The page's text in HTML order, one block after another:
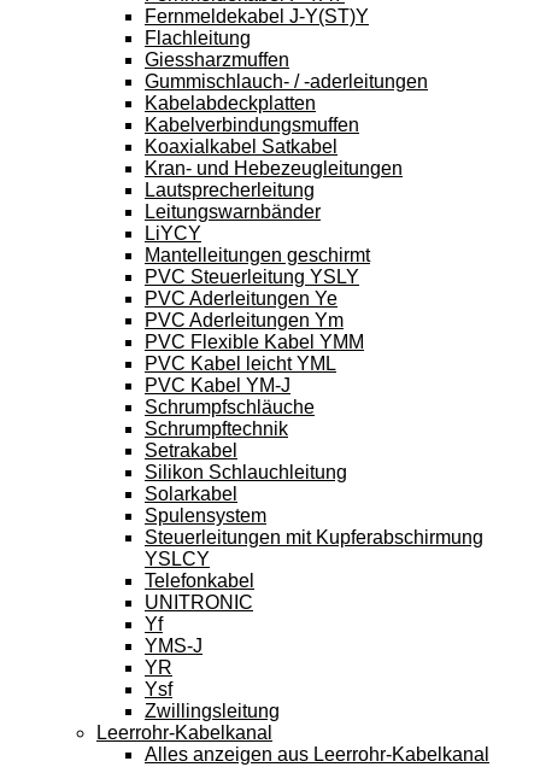
Fernmeldekabel J-Y(ST)Y
Flachleitung
Giessharzmuffen
Gummischlauch- / -aderleitungen
Kabelabdeckplatten
Kabelverbindungsmuffen
Koaxialkabel Satkabel
Kran- und Hebezeugleitungen
Lautsprecherleitung
Leitungswarnbänder
LiYCY
Mantelleitungen geschirmt
PVC Steuerleitung YSLY
PVC Aderleitungen Ye
PVC Aderleitungen Ym
PVC Flexible Kabel YMM
PVC Kabel leicht YML
PVC Kabel YM-J
Schrumpfschläuche
Schrumpftechnik
Setrakabel
Silikon Schlauchleitung
Solarkabel
Spulensystem
Steuerleitungen mit Kupferabschirmung
YSLCY
Telefonkabel
UNITRONIC
Yf
YMS-J
YR
Ysf
Zwillingsleitung
Leerrohr-Kabelkanal
Alles anzeigen aus Leerrohr-Kabelkanal